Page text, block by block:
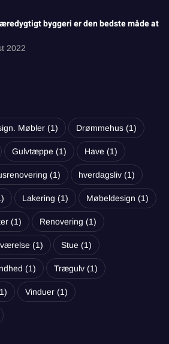
byggeri er den bedste måde at
2022
Møbler (1) Drømmehus (1)
Gulvtæppe (1) Have (1)
(1) hverdagsliv (1)
Lakering (1) Møbeldesign (1)
(1) Renovering (1)
(1) Stue (1)
(1) Trægulv (1)
Vinduer (1)